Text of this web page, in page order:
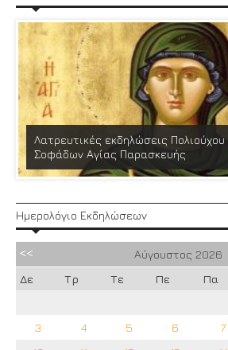
Λατρευτικές εκδηλώσεις Πολιούχου
Σοφάδων Αγίας Παρασκευής
Ημερολόγιο Εκδηλώσεων
Αύγουστος 2026
Δε
Τρ Τε Πε Πα
3
4 5 6 7